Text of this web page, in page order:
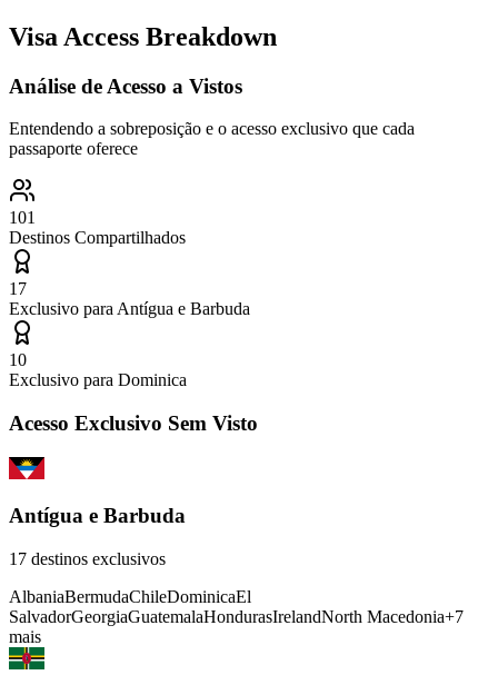
Visa Access Breakdown
Análise de Acesso a Vistos
Entendendo a sobreposição e o acesso exclusivo que cada
passaporte oferece
101
Destinos Compartilhados
17
Exclusivo para Antígua e Barbuda
10
Exclusivo para Dominica
Acesso Exclusivo Sem Visto
Antígua e Barbuda
17 destinos exclusivos
AlbaniaBermudaChileDominicaEl
SalvadorGeorgiaGuatemalaHondurasIrelandNorth Macedonia+7
mais